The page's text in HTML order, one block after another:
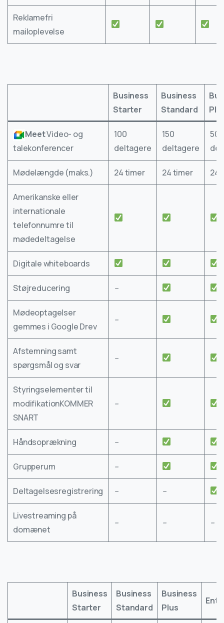
Reklamefri
mailoplevelse
Business
Starter
Business
Standard
MeetVideo- og
talekonferencer
100
deltagere
150
deltagere
500
Mødelængde (maks.) 24 timer 24 timer 24
Amerikanske eller
internationale
telefonnumre til
mødedeltagelse
Digitale whiteboards
Støjreducering –
Mødeoptagelser
gemmes i Google Drev
–
Afstemning samt
spørgsmål og svar
–
Styringselementer til
modifikationKOMMER
SNART
–
Håndsoprækning –
Grupperum –
Deltagelsesregistrering – –
Livestreaming på
domænet
– – –
Business
Starter
Business
Standard
Business
Plus